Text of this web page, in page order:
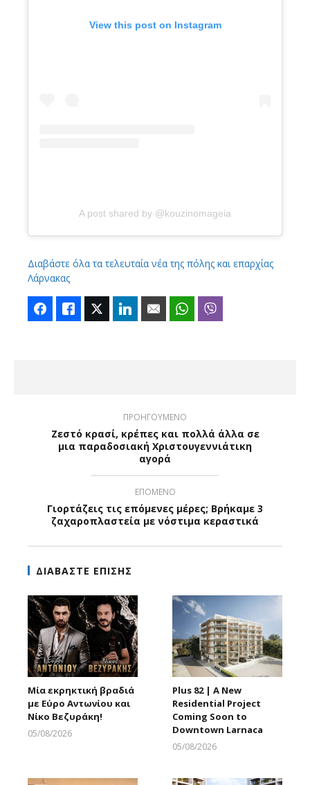
View this post on Instagram
A post shared by @kouzinomageia
Διαβάστε όλα τα τελευταία νέα της πόλης και επαρχίας
Λάρνακας
FacebookLike Twitter LinkedIn Email WhatsApp
ΠΡΟΗΓΟΥΜΕΝΟ
Ζεστό κρασί, κρέπες και πολλά άλλα σε
μια παραδοσιακή Χριστουγεννιάτικη
αγορά
ΕΠΟΜΕΝΟ
Γιορτάζεις τις επόμενες μέρες; Βρήκαμε 3
ζαχαροπλαστεία με νόστιμα κεραστικά
ΔΙΑΒΑΣΤΕ ΕΠΙΣΗΣ
Μία εκρηκτική βραδιά
με Εύρο Αντωνίου και
Νίκο Βεζυράκη!
05/08/2026
Plus 82 | A New
Residential Project
Coming Soon to
Downtown Larnaca
05/08/2026